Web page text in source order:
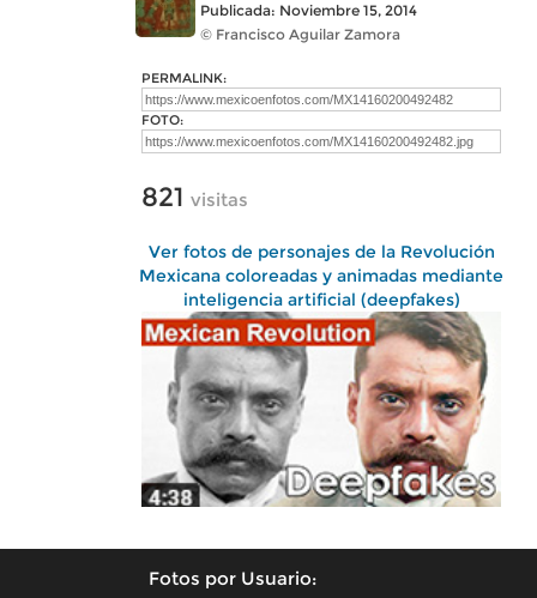
Publicada: Noviembre 15, 2014
© Francisco Aguilar Zamora
PERMALINK:
FOTO:
821 visitas
Ver fotos de personajes de la Revolución
Mexicana coloreadas y animadas mediante
inteligencia artificial (deepfakes)
Fotos por Usuario: